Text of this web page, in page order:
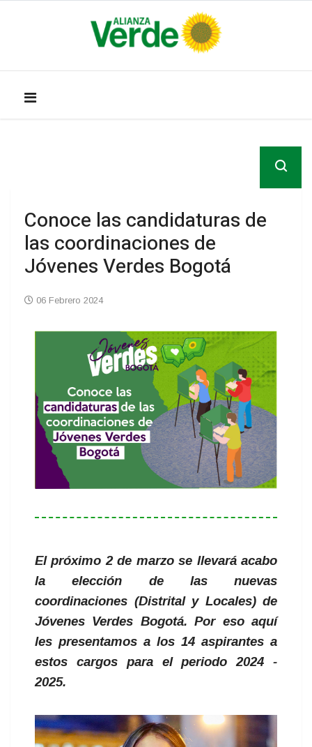
Conoce las candidaturas de
las coordinaciones de
Jóvenes Verdes Bogotá
06 Febrero 2024
El próximo 2 de marzo se llevará acabo
la elección de las nuevas
coordinaciones (Distrital y Locales) de
Jóvenes Verdes Bogotá. Por eso aquí
les presentamos a los 14 aspirantes a
estos cargos para el periodo 2024 -
2025.